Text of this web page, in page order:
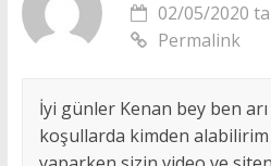
02/05/2020
Permalink
İyi günler Kenan bey ben
koşullarda kimden